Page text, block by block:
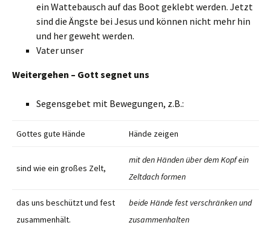
ein Wattebausch auf das Boot geklebt werden. Jetzt
sind die Ängste bei Jesus und können nicht mehr hin
und her geweht werden.
Vater unser
Weitergehen – Gott segnet uns
Segensgebet mit Bewegungen, z.B.:
Gottes gute Hände Hände zeigen
sind wie ein großes Zelt,
mit den Händen über dem Kopf ein
Zeltdach formen
das uns beschützt und fest
zusammenhält.
beide Hände fest verschränken und
zusammenhalten